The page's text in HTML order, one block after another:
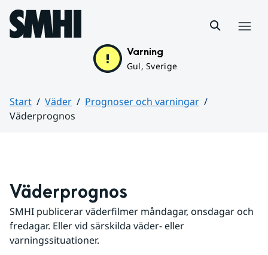
Hoppa till sidans innehåll
Varning
Gul, Sverige
Start Väder
Prognoser och varningar
Väderprognos
Väderprognos
SMHI publicerar väderfilmer måndagar, onsdagar och
fredagar. Eller vid särskilda väder- eller
varningssituationer.